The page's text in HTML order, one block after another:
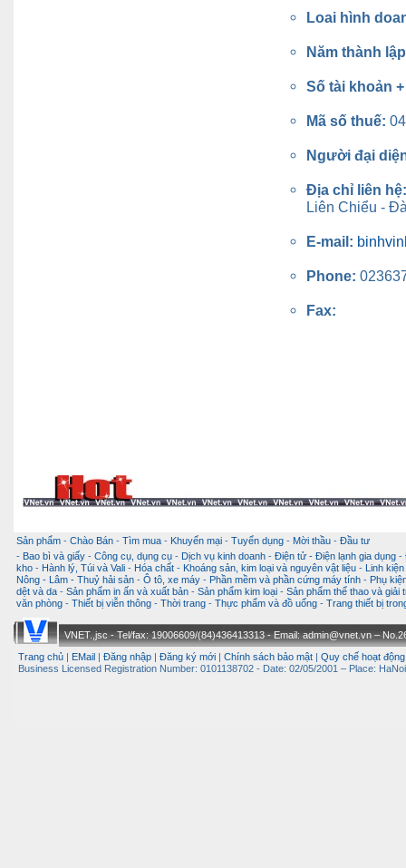
Loai hình
Năm thành
Số tài khoản
Mã số thuế:
Người đại
Địa chỉ liên
Liên Chiểu -
E-mail:
Phone:
Fax:
Sản phẩm - Chào Bán - Tìm mua - Khuyến mại - Tuyển dụng - Mời thầu - Đầu tư
- Bao bì và giấy - Công cụ, dụng cụ - Dịch vụ kinh doanh - Điện tử - Điện lạnh gia dụng -
kho - Hành lý, Túi và Vali - Hóa chất - Khoáng sản, kim loại và nguyên vật liệu -
Linh
Nông - Lâm - Thuỷ hải sản - Ô tô, xe máy - Phần mềm và phần cứng máy tính - Phụ
dệt và da - Sản phẩm in ấn và xuất bản - Sản phẩm kim loại - Sản phẩm thể thao và giải
văn phòng - Thiết bị viễn thông - Thời trang - Thực phẩm và đồ uống - Trang thiết bị
VNET.,jsc - Tel/fax: 19006609/(84)436413313 - Email: admin@vnet.vn –
Trang chủ
EMail Đăng nhập Đăng ký mới Chính sách bảo mật Quy chế hoạt động
Business Licensed Registration Number: 0101138702 - Date: 02/05/2001 – Place: